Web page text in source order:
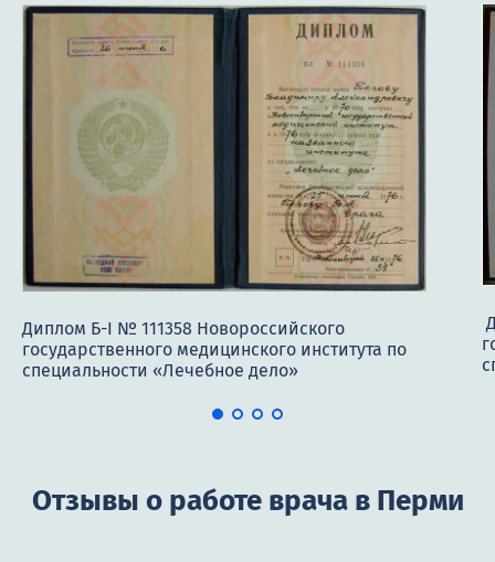
Кодирование «Колме»
Кодирование на дому
Кодирование Налтрексоном
Кодирование Вивитрол
Кодировка током от алкоголя
Кодировка уколом
Метод Рожнова
Принудительная кодировка
Диплом Б-I № 111358 Новороссийского
государственного медицинского института по
специальности «Лечебное дело»
Отзывы о работе врача в Перми